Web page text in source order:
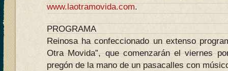
www.laotramovida.com.
PROGRAMA
Reinosa ha confeccionado un extenso
Otra Movida”, que comenzarán el viernes
pregón de la mano de un pasacalles con